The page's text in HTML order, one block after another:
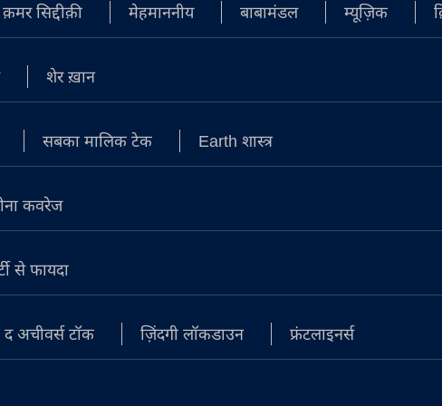
सिद्दीक़ी मेहमाननीय बाबामंडल म्यूज़िक
शेर ख़ान
सबका मालिक टेक Earth शास्त्र
कवरेज
से फायदा
द अचीवर्स टॉक ज़िंदगी लॉकडाउन फ्रंटलाइनर्स